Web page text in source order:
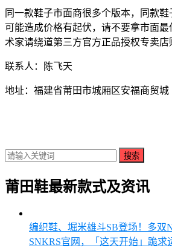
同一款鞋子市面商很多个版本，同款
可能造成价格有起伏，请不要拿市面
术家请绕道第三方官方正品授权专卖店
联系人：陈飞天
地址：福建省莆田市城厢区安福商贸城
搜索
莆田鞋最新款式及资讯
编织鞋、堀米雄斗SB登场！多双
SNKRS官网，「这天开始」跪求